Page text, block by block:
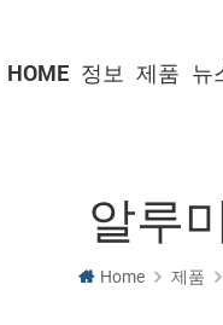
HOME 정보 제품 뉴
알루
Home 제품